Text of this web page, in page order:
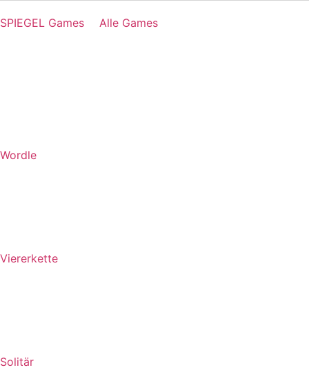
SPIEGEL Games Alle Games
Wordle
Viererkette
Solitär